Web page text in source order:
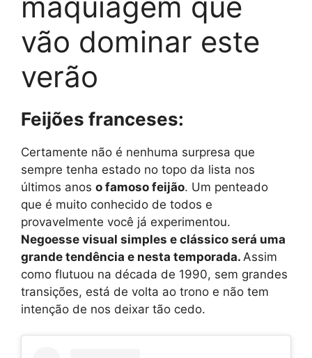
vão dominar este
verão
Feijões franceses:
Certamente não é nenhuma surpresa que
sempre tenha estado no topo da lista nos
últimos anos o famoso feijão. Um penteado
que é muito conhecido de todos e
provavelmente você já experimentou.
Negoesse visual simples e clássico será uma
grande tendência e nesta temporada. Assim
como flutuou na década de 1990, sem grandes
transições, está de volta ao trono e não tem
intenção de nos deixar tão cedo.